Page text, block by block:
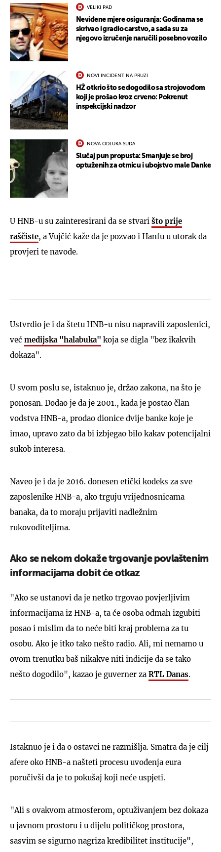
VELIKI PAD
Neviđene mjere osiguranja: Godinama se
skrivao i gradio carstvo, a sada su za
njegovo izručenje naručili posebno vozilo
NOVI INCIDENT NA PRUZI
HŽ otkrio što se dogodilo sa strojovođom
koji je prošao kroz crveno: Pokrenut
inspekcijski nadzor
NOVA ODLUKA SUDA
Slučaj pun propusta: Smanjuje se broj
optuženih za otmicu i ubojstvo male Danke
U HNB-u su zainteresirani da se stvari što prije
raščiste, a Vujčić kaže da je pozvao i Hanfu u utorak da
provjeri te navode.
Ustvrdio je i da štetu HNB-u nisu napravili zaposlenici,
već medijska "halabuka" koja se digla "bez ikakvih
dokaza".
U svom poslu se, istaknuo je, držao zakona, na što je
ponosan. Dodao je da je 2001., kada je postao član
vodstva HNB-a, prodao dionice dvije banke koje je
imao, upravo zato da bi izbjegao bilo kakav potencijalni
sukob interesa.
Naveo je i da je 2016. donesen etički kodeks za sve
zaposlenike HNB-a, ako trguju vrijednosnicama
banaka, da to moraju prijaviti nadležnim
rukovoditeljima.
Ako se nekom dokaže trgovanje povlaštenim
informacijama dobit će otkaz
"Ako se ustanovi da je netko trgovao povjerljivim
informacijama iz HNB-a, ta će osoba odmah izgubiti
posao i mislim da to neće biti kraj problema za tu
osobu. Ako je itko tako nešto radio. Ali, mi nemamo u
ovom trenutku baš nikakve niti indicije da se tako
nešto dogodilo", kazao je guverner za RTL Danas.
Istaknuo je i da o ostavci ne razmišlja. Smatra da je cilj
afere oko HNB-a našteti procesu uvođenja eura
poručivši da je to pokušaj koji neće uspjeti.
"Ali s ovakvom atmosferom, optuživanjem bez dokaza
u javnom prostoru i u dijelu političkog prostora,
sasvim se sigurno nagriza kredibilitet institucije",